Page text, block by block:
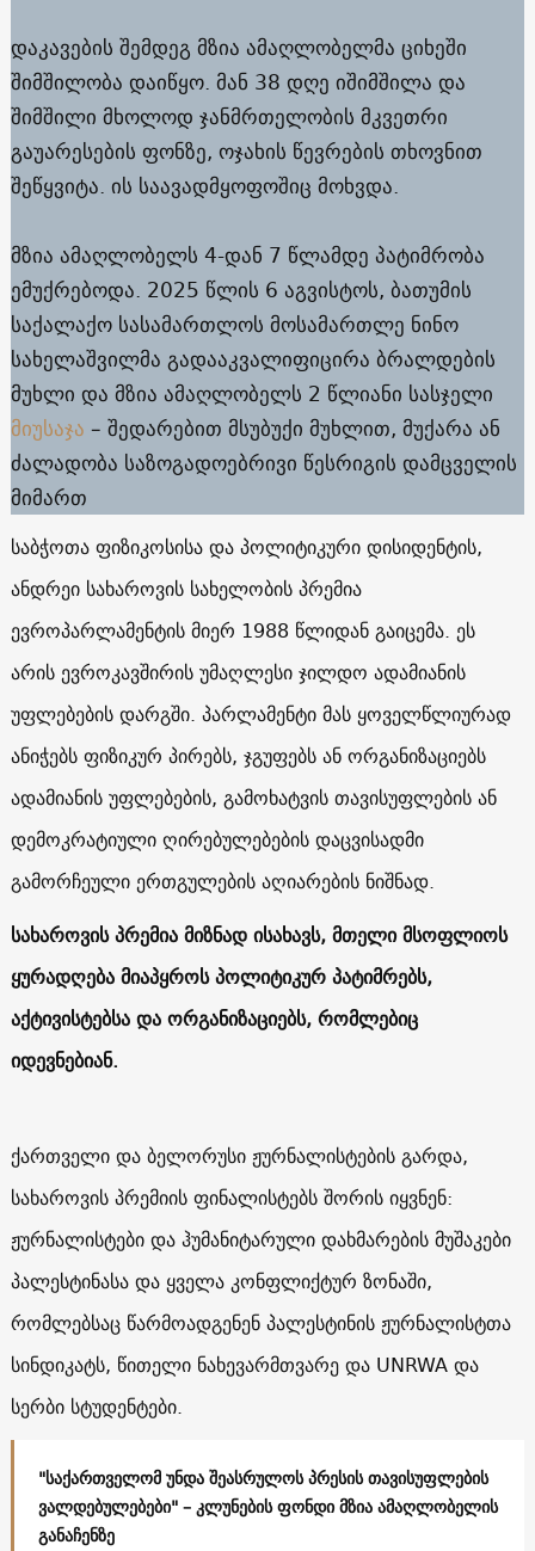
დაკავების შემდეგ მზია ამაღლობელმა ციხეში
შიმშილობა დაიწყო. მან 38 დღე იშიმშილა და
შიმშილი მხოლოდ ჯანმრთელობის მკვეთრი
გაუარესების ფონზე, ოჯახის წევრების თხოვნით
შეწყვიტა. ის საავადმყოფოშიც მოხვდა.
მზია ამაღლობელს 4-დან 7 წლამდე პატიმრობა
ემუქრებოდა. 2025 წლის 6 აგვისტოს, ბათუმის
საქალაქო სასამართლოს მოსამართლე ნინო
სახელაშვილმა გადააკვალიფიცირა ბრალდების
მუხლი და მზია ამაღლობელს 2 წლიანი სასჯელი
მიუსაჯა – შედარებით მსუბუქი მუხლით, მუქარა ან
ძალადობა საზოგადოებრივი წესრიგის დამცველის
მიმართ
საბჭოთა ფიზიკოსისა და პოლიტიკური დისიდენტის,
ანდრეი სახაროვის სახელობის პრემია
ევროპარლამენტის მიერ 1988 წლიდან გაიცემა. ეს
არის ევროკავშირის უმაღლესი ჯილდო ადამიანის
უფლებების დარგში. პარლამენტი მას ყოველწლიურად
ანიჭებს ფიზიკურ პირებს, ჯგუფებს ან ორგანიზაციებს
ადამიანის უფლებების, გამოხატვის თავისუფლების ან
დემოკრატიული ღირებულებების დაცვისადმი
გამორჩეული ერთგულების აღიარების ნიშნად.
სახაროვის პრემია მიზნად ისახავს, მთელი მსოფლიოს
ყურადღება მიაპყროს პოლიტიკურ პატიმრებს,
აქტივისტებსა და ორგანიზაციებს, რომლებიც
იდევნებიან.
ქართველი და ბელორუსი ჟურნალისტების გარდა,
სახაროვის პრემიის ფინალისტებს შორის იყვნენ:
ჟურნალისტები და ჰუმანიტარული დახმარების მუშაკები
პალესტინასა და ყველა კონფლიქტურ ზონაში,
რომლებსაც წარმოადგენენ პალესტინის ჟურნალისტთა
სინდიკატს, წითელი ნახევარმთვარე და UNRWA და
სერბი სტუდენტები.
"საქართველომ უნდა შეასრულოს პრესის თავისუფლების
ვალდებულებები" – კლუნების ფონდი მზია ამაღლობელის
განაჩენზე